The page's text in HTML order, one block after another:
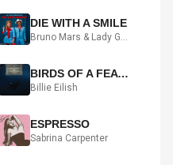
DIE WITH A SMILE
Bruno Mars & Lady Gaga
BIRDS OF A FEATHER
Billie Eilish
ESPRESSO
Sabrina Carpenter